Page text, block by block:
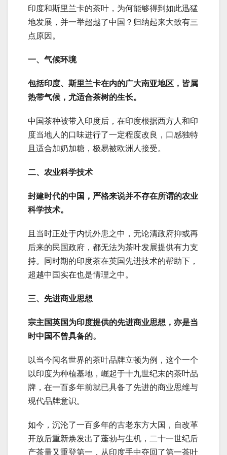
印度和斯里兰卡的茶叶，为何能够得到如此迅猛
地发展，并一举超越了中国？归纳起来大致有三
点原因。
一、气候环境
包括印度、斯里兰卡在内的广大南亚地区，皆属
热带气候，尤适合茶树的生长。
中国茶种被带入印度后，在印度根据西方人和印
度当地人的口味进行了一定程度改良，口感独特
且适合加奶加糖，极易被欧洲人接受。
二、农业科学技术
封建时代的中国，严格来说并不存在所谓的农业
科学技术。
且当时正处于内忧外患之中，无论清政府抑或再
后来的民国政府，都无法为茶叶发展提供有力支
持。同时期的印度茶在英国先进技术的帮助下，
超越中国实在也是情理之中。
三、先进商业思想
宗主国英国为印度提供的先进商业思想，亦是当
时中国不曾具备的。
以当今闻名世界的茶叶品牌立顿为例，这个一个
以印度为种植基地，崛起于十九世纪末的茶叶品
牌，在一百多年前就已具备了先进的商业思维与
现代品牌意识。
如今，沉沦了一百多年的古老东方大国，自改革
开放后重新焕发出了蓬勃与生机，二十一世纪后
产茶量又重登第一，从印度手中夺回了第一茶叶